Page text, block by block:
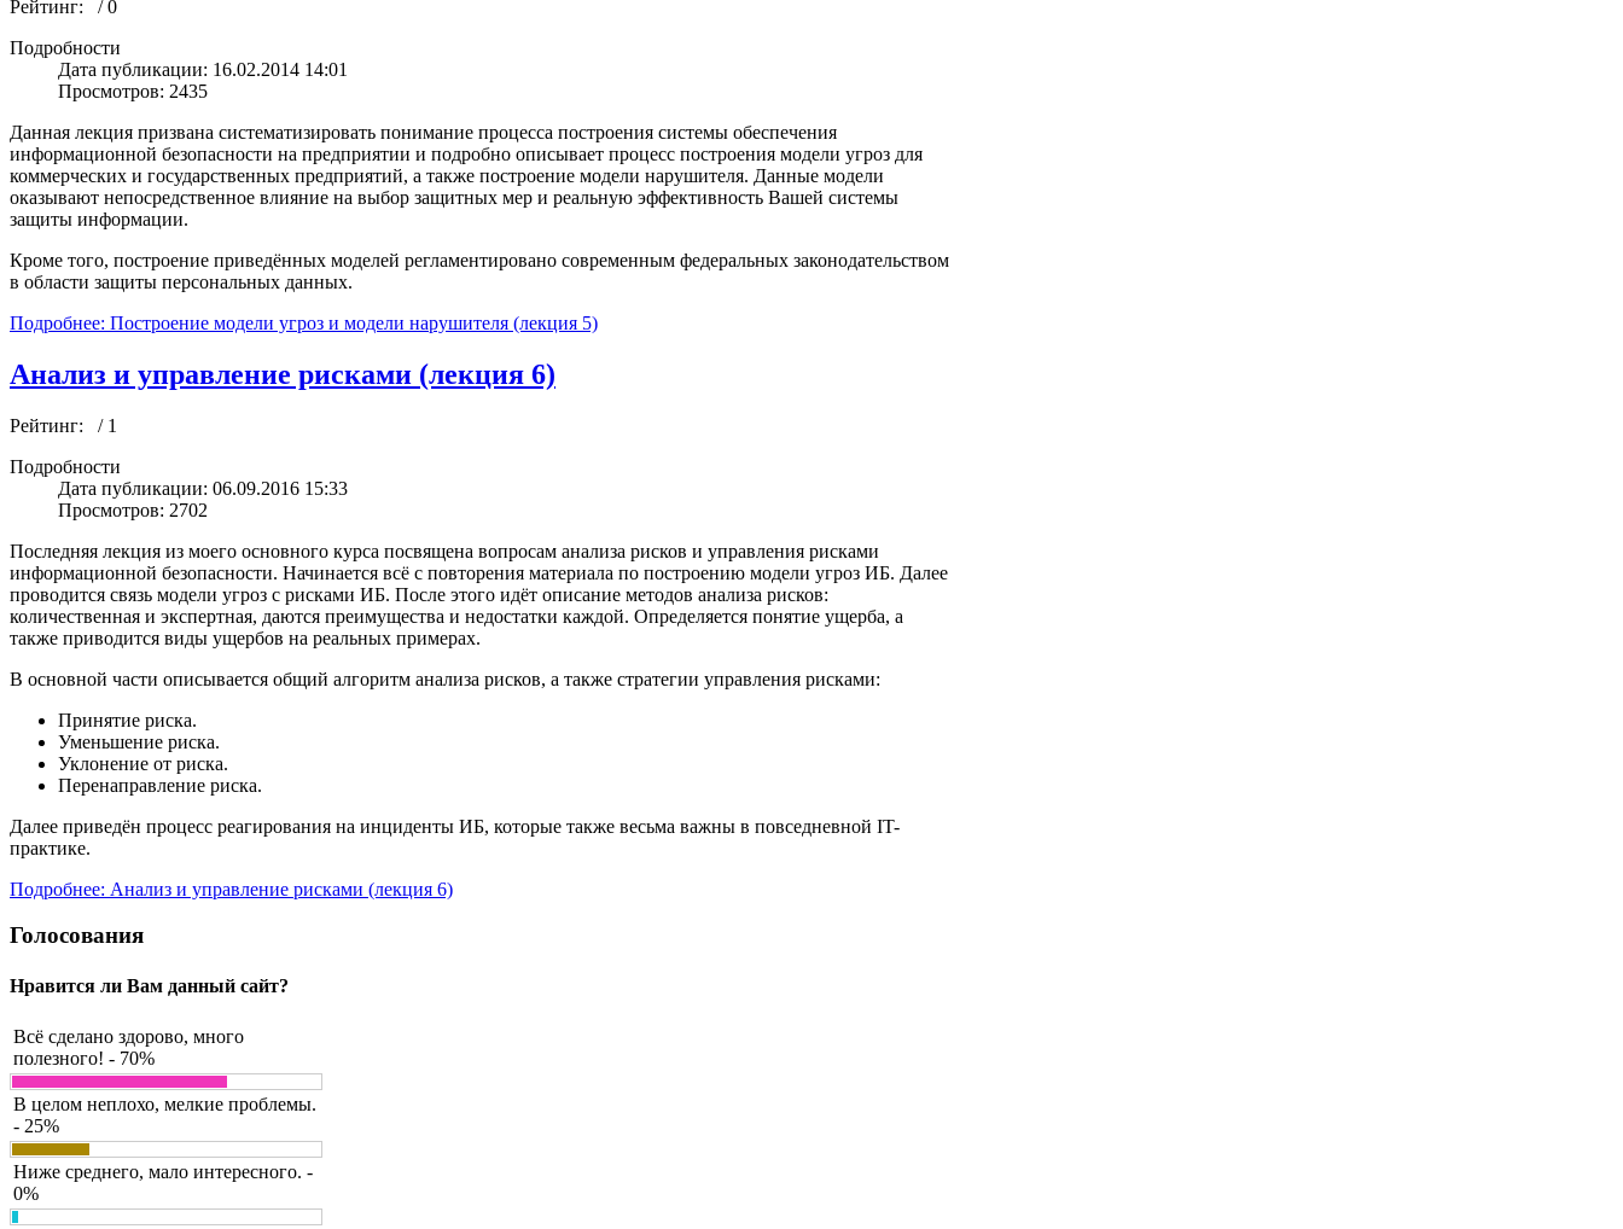
Рейтинг:
/ 0
Подробности
Дата публикации: 16.02.2014 14:01
Просмотров: 2435
Данная лекция призвана систематизировать понимание процесса построения системы обеспечения
информационной безопасности на предприятии и подробно описывает процесс построения модели угроз для
коммерческих и государственных предприятий, а также построение модели нарушителя. Данные модели
оказывают непосредственное влияние на выбор защитных мер и реальную эффективность Вашей системы
защиты информации.
Кроме того, построение приведённых моделей регламентировано современным федеральных законодательством
в области защиты персональных данных.
Подробнее: Построение модели угроз и модели нарушителя (лекция 5)
Анализ и управление рисками (лекция 6)
Рейтинг:
/ 1
Подробности
Дата публикации: 06.09.2016 15:33
Просмотров: 2702
Последняя лекция из моего основного курса посвящена вопросам анализа рисков и управления рисками
информационной безопасности. Начинается всё с повторения материала по построению модели угроз ИБ. Далее
проводится связь модели угроз с рисками ИБ. После этого идёт описание методов анализа рисков:
количественная и экспертная, даются преимущества и недостатки каждой. Определяется понятие ущерба, а
также приводится виды ущербов на реальных примерах.
В основной части описывается общий алгоритм анализа рисков, а также стратегии управления рисками:
Принятие риска.
Уменьшение риска.
Уклонение от риска.
Перенаправление риска.
Далее приведён процесс реагирования на инциденты ИБ, которые также весьма важны в повседневной IT-
практике.
Подробнее: Анализ и управление рисками (лекция 6)
Голосования
Нравится ли Вам данный сайт?
Всё сделано здорово, много
полезного! - 70%
В целом неплохо, мелкие проблемы.
- 25%
Ниже среднего, мало интересного. -
0%